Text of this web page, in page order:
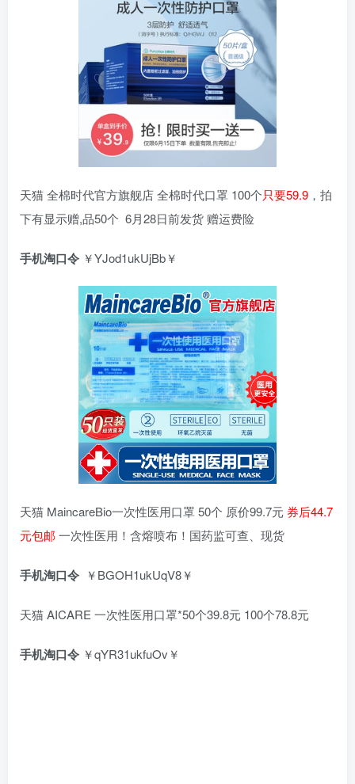
天猫 全棉时代官方旗舰店 全棉时代口罩 100个只要59.9 ，拍
下有显示赠,品50个 ​​​​ 6月28日前发货 赠运费险
手机淘口令 ￥YJod1ukUjBb￥
天猫 MaincareBio一次性医用口罩 50个 原价99.7元 券后44.7
元包邮 一次性医用！含熔喷布！国药监可查、现货
手机淘口令 ￥BGOH1ukUqV8￥
天猫 AICARE 一次性医用口罩*50个39.8元 100个78.8元
手机淘口令 ￥qYR31ukfuOv￥